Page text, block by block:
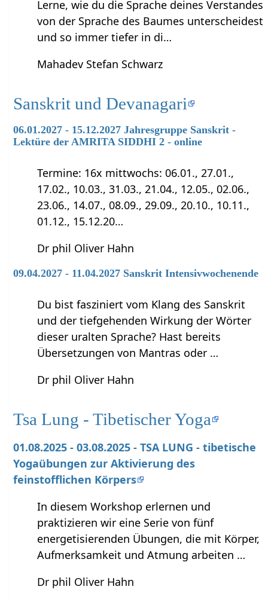
Lerne, wie du die Sprache deines Verstandes
von der Sprache des Baumes unterscheidest
und so immer tiefer in di…
Mahadev Stefan Schwarz
Sanskrit und Devanagari
06.01.2027 - 15.12.2027 Jahresgruppe Sanskrit -
Lektüre der AMRITA SIDDHI 2 - online
Termine: 16x mittwochs: 06.01., 27.01.,
17.02., 10.03., 31.03., 21.04., 12.05., 02.06.,
23.06., 14.07., 08.09., 29.09., 20.10., 10.11.,
01.12., 15.12.20…
Dr phil Oliver Hahn
09.04.2027 - 11.04.2027 Sanskrit Intensivwochenende
Du bist fasziniert vom Klang des Sanskrit
und der tiefgehenden Wirkung der Wörter
dieser uralten Sprache? Hast bereits
Übersetzungen von Mantras oder …
Dr phil Oliver Hahn
Tsa Lung - Tibetischer Yoga
01.08.2025 - 03.08.2025 - TSA LUNG - tibetische
Yogaübungen zur Aktivierung des
feinstofflichen Körpers
In diesem Workshop erlernen und
praktizieren wir eine Serie von fünf
energetisierenden Übungen, die mit Körper,
Aufmerksamkeit und Atmung arbeiten …
Dr phil Oliver Hahn